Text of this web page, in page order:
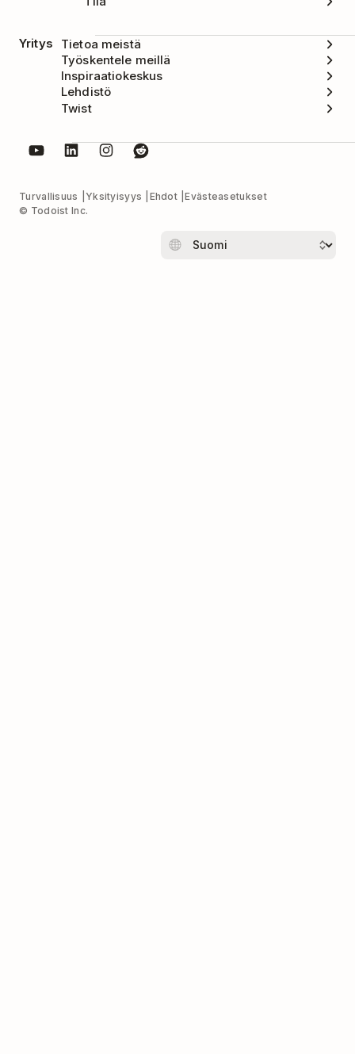
Yritys
Tietoa meistä
Työskentele meillä
Inspiraatiokeskus
Lehdistö
Twist
Turvallisuus Yksityisyys Ehdot
Evästeasetukset
© Todoist Inc.